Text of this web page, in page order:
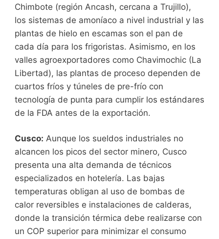
Chimbote (región Ancash, cercana a Trujillo),
los sistemas de amoníaco a nivel industrial y las
plantas de hielo en escamas son el pan de
cada día para los frigoristas. Asimismo, en los
valles agroexportadores como Chavimochic (La
Libertad), las plantas de proceso dependen de
cuartos fríos y túneles de pre-frío con
tecnología de punta para cumplir los estándares
de la FDA antes de la exportación.
Cusco: Aunque los sueldos industriales no
alcancen los picos del sector minero, Cusco
presenta una alta demanda de técnicos
especializados en hotelería. Las bajas
temperaturas obligan al uso de bombas de
calor reversibles e instalaciones de calderas,
donde la transición térmica debe realizarse con
un COP superior para minimizar el consumo